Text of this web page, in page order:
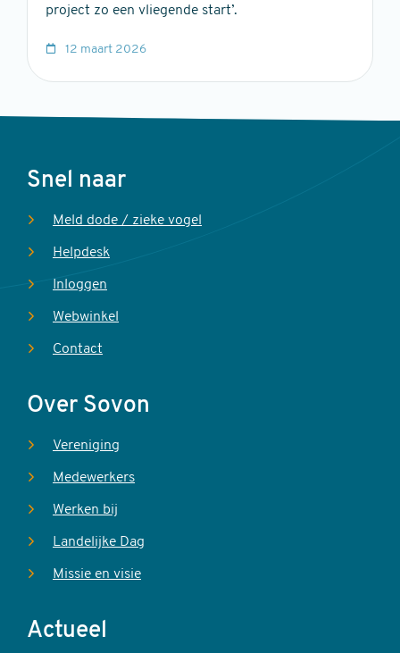
project zo een vliegende start’.
12 maart 2026
Voet
Snel naar
Meld dode / zieke vogel
Helpdesk
Inloggen
Webwinkel
Contact
Over Sovon
Vereniging
Medewerkers
Werken bij
Landelijke Dag
Missie en visie
Actueel